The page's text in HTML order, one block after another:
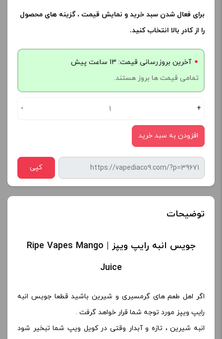
برای فعال شدن سبد خرید و نمایش قیمت ، گزینه های محصول
را از کادر بالا انتخاب کنید.
آخرین بروزرسانی قیمت: 13 ساعت پیش
تمامی قیمت ها بروز هستند.
- +
افزودن به سبد خرید
کپی
توضیحات
جویس انبه رایپ ویپز | Ripe Vapes Mango
Juice
اگر اهل طعم های گرمسیری و شیرین باشید قطعا جویس انبه
رایپ ویپز مورد توجه شما قرار خواهد گرفت .
انبه شیرین ، تازه و آبدار وقتی در کویل ویپ شما تبخیر شود